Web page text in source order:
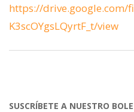
https://drive.google.com/
K3scOYgsLQyrtF_t/view
SUSCRÍBETE A NUESTRO